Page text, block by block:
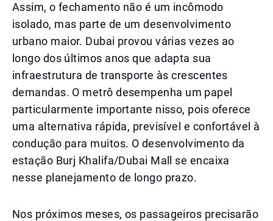
Assim, o fechamento não é um incômodo
isolado, mas parte de um desenvolvimento
urbano maior. Dubai provou várias vezes ao
longo dos últimos anos que adapta sua
infraestrutura de transporte às crescentes
demandas. O metrô desempenha um papel
particularmente importante nisso, pois oferece
uma alternativa rápida, previsível e confortável à
condução para muitos. O desenvolvimento da
estação Burj Khalifa/Dubai Mall se encaixa
nesse planejamento de longo prazo.
Nos próximos meses, os passageiros precisarão